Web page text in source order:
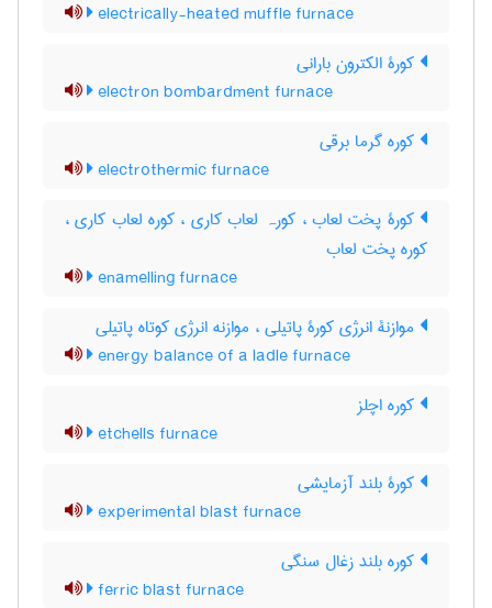
electrically-heated muffle furnace
کورۀ الکترون بارانی
electron bombardment furnace
کوره گرما برقی
electrothermic furnace
کورۀ پخت لعاب ، کورہ لعاب کاری ، کوره لعاب کاری ،
کوره پخت لعاب
enamelling furnace
موازنۀ انرژی کورۀ پاتیلی ، موازنه انرژی کوتاه پاتیلی
energy balance of a ladle furnace
کوره اچلز
etchells furnace
کورۀ بلند آزمایشی
experimental blast furnace
کوره بلند زغال سنگی
ferric blast furnace